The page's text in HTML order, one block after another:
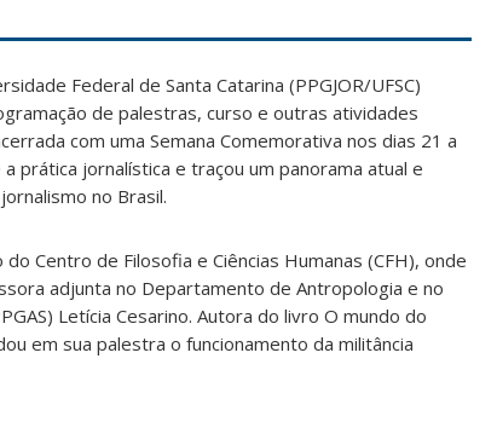
Federal de Santa Catarina (PPGJOR/UFSC)
de palestras, curso e outras atividades
com uma Semana Comemorativa nos dias 21 a
prática jornalística e traçou um panorama atual e
no Brasil.
Centro de Filosofia e Ciências Humanas (CFH), onde
adjunta no Departamento de Antropologia e no
Letícia Cesarino. Autora do livro O mundo do
em sua palestra o funcionamento da militância